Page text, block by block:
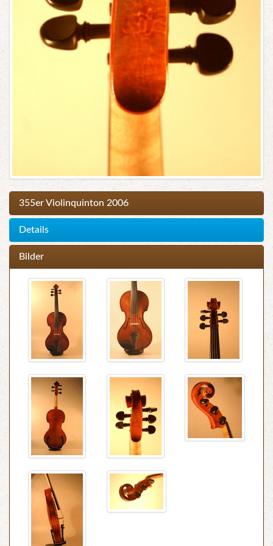
355er Violinquinton 2006
Details
Bilder